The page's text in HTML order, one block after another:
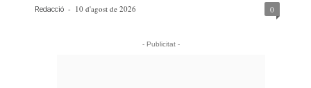
Redacció - 10 d'agost de 2026 0
- Publicitat -